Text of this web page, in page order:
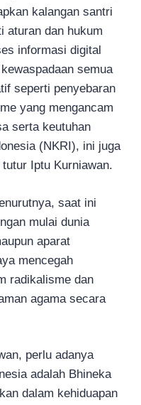
kalangan santri
aturan dan hukum
informasi digital
semua
seperti penyebaran
yang mengancam
serta keutuhan
(NKRI), ini juga
Iptu Kurniawan.
saat ini
mulai dunia
aparat
mencegah
radikalisme dan
agama secara
perlu adanya
adalah Bhineka
dalam kehiduapan